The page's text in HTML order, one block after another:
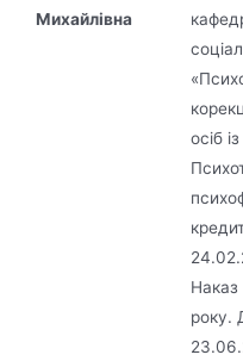
Михайлівна
осіб
року.